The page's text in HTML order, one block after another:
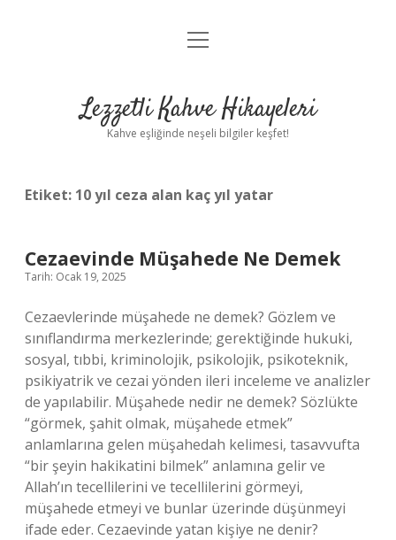
Anasayfa
Yasal Uyarı
menüyü
Lezzetli Kahve Hikayeleri
Kahve eşliğinde neşeli bilgiler keşfet!
Etiket: 10 yıl ceza alan kaç yıl yatar
Cezaevinde Müşahede Ne Demek
Tarih: Ocak 19, 2025
Cezaevlerinde müşahede ne demek? Gözlem ve
sınıflandırma merkezlerinde; gerektiğinde hukuki,
sosyal, tıbbi, kriminolojik, psikolojik, psikoteknik,
psikiyatrik ve cezai yönden ileri inceleme ve analizler
de yapılabilir. Müşahede nedir ne demek? Sözlükte
“görmek, şahit olmak, müşahede etmek”
anlamlarına gelen müşahedah kelimesi, tasavvufta
“bir şeyin hakikatini bilmek” anlamına gelir ve
Allah’ın tecellilerini ve tecellilerini görmeyi,
müşahede etmeyi ve bunlar üzerinde düşünmeyi
ifade eder. Cezaevinde yatan kişiye ne denir?